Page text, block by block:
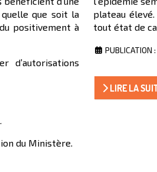
que soit la
positivement à
d’autorisations
du Ministère.
plateau
tout état de
PUBLICATION
LIRE LA